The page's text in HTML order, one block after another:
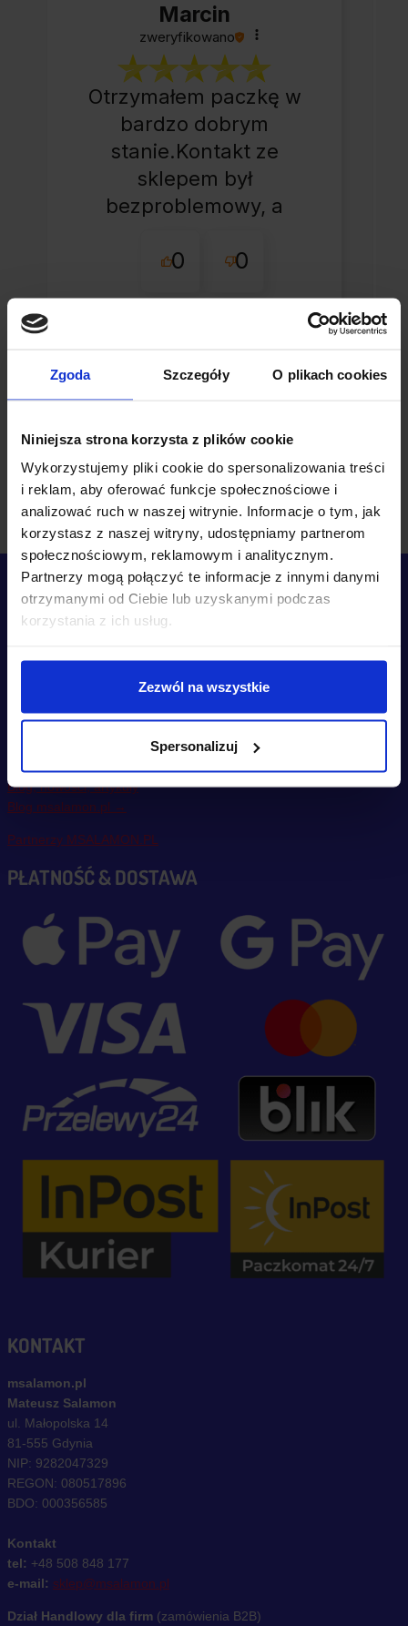
Zgoda Szczegóły O plikach cookies
Niniejsza strona korzysta z plików cookie
Wykorzystujemy pliki cookie do spersonalizowania treści
i reklam, aby oferować funkcje społecznościowe i
analizować ruch w naszej witrynie. Informacje o tym, jak
korzystasz z naszej witryny, udostępniamy partnerom
społecznościowym, reklamowym i analitycznym.
Partnerzy mogą połączyć te informacje z innymi danymi
otrzymanymi od Ciebie lub uzyskanymi podczas
korzystania z ich usług.
Zezwól na wszystkie
Spersonalizuj
Marcin
zweryfikowano
Otrzymałem paczkę w
bardzo dobrym
stanie.Kontakt ze
sklepem był
bezproblemowy, a
przebiegło sprawnie.
0 0
przez
KATEGORIE
Blog, nowości, artykuły
Blog msalamon.pl →
Partnerzy MSALAMON.PL
PŁATNOŚĆ & DOSTAWA
KONTAKT
msalamon.pl
Mateusz Salamon
ul. Małopolska 14
81-555 Gdynia
NIP: 9282047329
REGON: 080517896
BDO: 000356585
Kontakt
tel: +48 508 848 177
e-mail: sklep@msalamon.pl
Dział Handlowy dla firm (zamówienia B2B)